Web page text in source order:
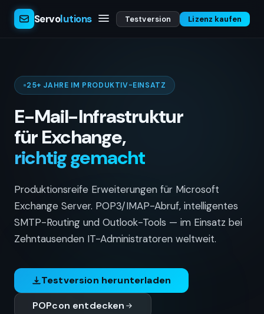
Servolutions Testversion Lizenz kaufen
25+ JAHRE IM PRODUKTIV-EINSATZ
E-Mail-Infrastruktur
für Exchange,
richtig gemacht
Produktionsreife Erweiterungen für Microsoft
Exchange Server. POP3/IMAP-Abruf, intelligentes
SMTP-Routing und Outlook-Tools — im Einsatz bei
Zehntausenden IT-Administratoren weltweit.
Testversion herunterladen
POPcon entdecken